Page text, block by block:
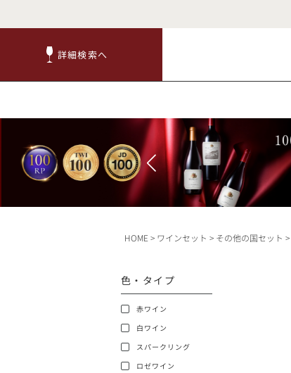
詳細検索へ
詳細検索へ
HOME ワインセット その他の国セット
色・タイプ
赤ワイン
白ワイン
スパークリング
ロゼワイン